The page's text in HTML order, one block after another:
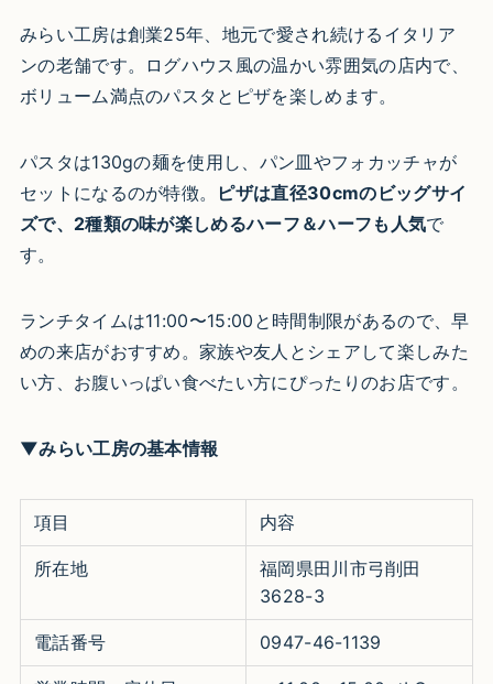
みらい工房は創業25年、地元で愛され続けるイタリア
ンの老舗です。ログハウス風の温かい雰囲気の店内で、
ボリューム満点のパスタとピザを楽しめます。
パスタは130gの麺を使用し、パン皿やフォカッチャが
セットになるのが特徴。
ピザは直径30cmのビッグサイ
ズで、2種類の味が楽しめるハーフ＆ハーフも人気で
す。
ランチタイムは11:00〜15:00と時間制限があるので、早
めの来店がおすすめ。家族や友人とシェアして楽しみた
い方、お腹いっぱい食べたい方にぴったりのお店です。
▼みらい工房の基本情報
項目 内容
所在地
福岡県田川市弓削田
3628-3
電話番号 0947-46-1139